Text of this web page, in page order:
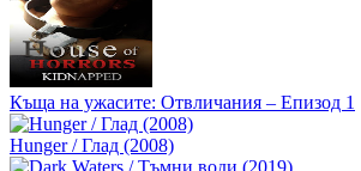
Къща на ужасите: Отвличания – Епизод 1
Hunger / Глад (2008)